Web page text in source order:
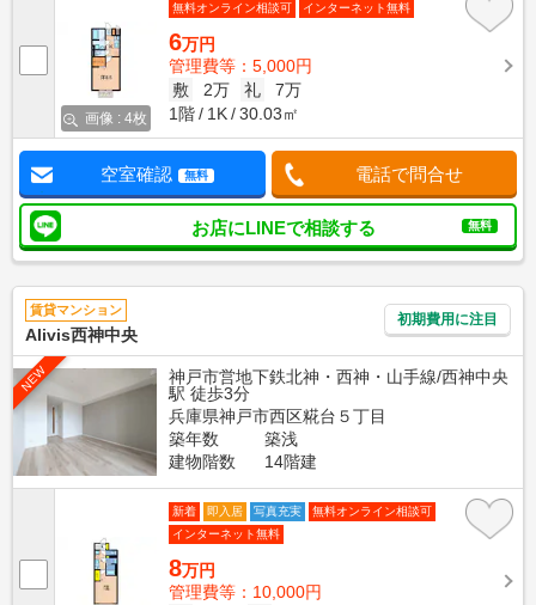
画像 : 4枚
無料オンライン相談可 インターネット無料
6万円
管理費等：5,000円
敷
2万 礼
7万
1階
1K 30.03㎡
空室確認 無料 電話で問合せ
お店にLINEで相談する 無料
賃貸マンション
Alivis西神中央
初期費用に注目
NEW
神戸市営地下鉄北神・西神・山手線/西神中央
駅 徒歩3分
兵庫県神戸市西区糀台５丁目
築年数
築浅
建物階数
14階建
新着 即入居 写真充実
無料オンライン相談可
インターネット無料
8万円
管理費等：10,000円